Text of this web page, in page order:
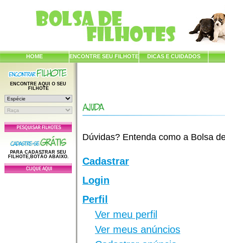
HOME ENCONTRE SEU FILHOTE DICAS E CUIDADOS
ENCONTRE AQUI O SEU
FILHOTE
PARA CADASTRAR SEU
FILHOTE,BOTÃO ABAIXO.
Dúvidas? Entenda como a Bolsa
Cadastrar
Login
Perfil
Ver meu perfil
Ver meus anúncios